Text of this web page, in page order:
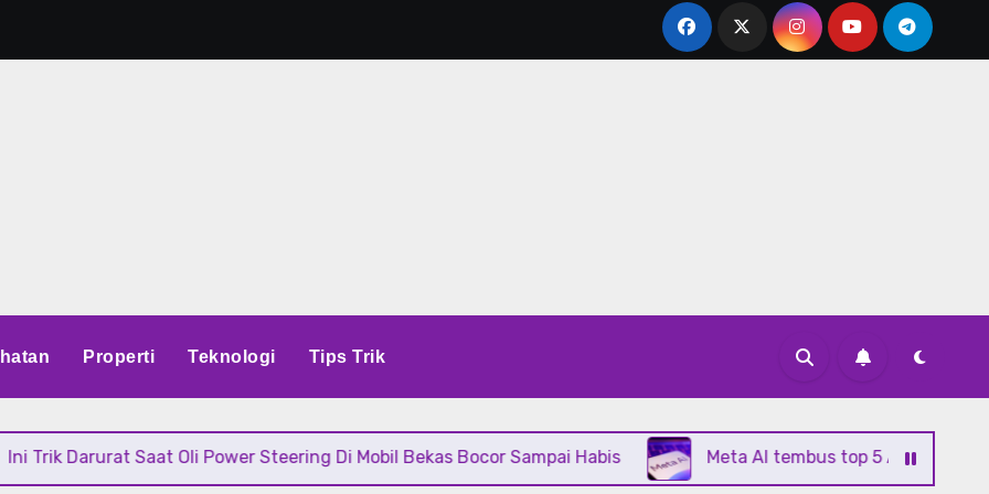
Properti Teknologi Tips Trik
Saat Oli Power Steering Di Mobil Bekas Bocor Sampai Habis Meta AI tembus top 5 App Store berkat